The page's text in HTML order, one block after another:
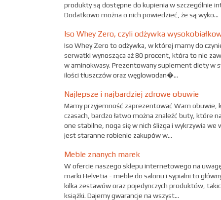
produkty są dostępne do kupienia w szczególnie
Dodatkowo można o nich powiedzieć, że są wyko...
Iso Whey Zero, czyli odżywka
Iso Whey Zero to odżywka, w której mamy do
serwatki wynosząca aż 80 procent, która to nie
w aminokwasy. Prezentowany suplement diety w
ilości tłuszczów oraz węglowodan�...
Najlepsze i najbardziej zdrowe obuwie
Mamy przyjemność zaprezentować Wam obuwie,
czasach, bardzo łatwo można znaleźć buty, które
one stabilne, noga się w nich ślizga i wykrzywia
jest staranne robienie zakupów w...
Meble znanych marek
W ofercie naszego sklepu internetowego na
marki Helvetia - meble do salonu i sypialni to
kilka zestawów oraz pojedynczych produktów,
książki. Dajemy gwarancje na wszyst...